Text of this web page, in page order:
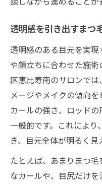
まつ毛パーマ
似合わせデザ
び
まつ毛パーマ
力
まつ毛パーマ
ト
目力とナチュ
マ法
仕事帰りにも便利
透明感を引き出すまつ
透明感のある目元を実
や顔立ちに合わせた施
区恵比寿南のサロンで
メージやメイクの傾向
カールの強さ、ロッド
一般的です。これによ
き、目元全体が明るく見
たとえば、あまりまつ
なカールや、目尻だけを